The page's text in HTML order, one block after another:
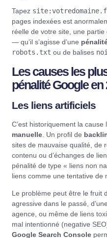
Tapez
pages indexées est
réelle de votre site, une
— qu’il s’agisse d’une
robots.txt ou de balises
Les causes les
pénalité Google en
Les liens artificiels
C’est historiquement la
manuelle . Un profil de
sites de mauvaise qualité, de
contenu ou d’échanges de
pénalité de type « liens non
liens comme une tentative de
Le problème peut être le fruit
agressive dans le passé,
agence, ou même de liens
mal intentionné (negative
Google Search Console